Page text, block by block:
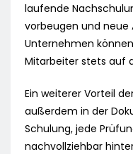
laufende
vorbeugen und neue
Unternehmen
Mitarbeiter stets auf
Ein weiterer Vorteil
außerdem in der
Schulung, jede
nachvollziehbar